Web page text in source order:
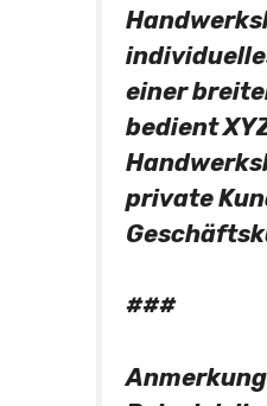
einer
bedient
private
###